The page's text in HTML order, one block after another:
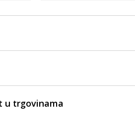
u trgovinama